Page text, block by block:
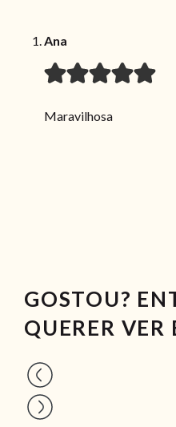
Ana
Maravilhosa
GOSTOU?
QUERER VER